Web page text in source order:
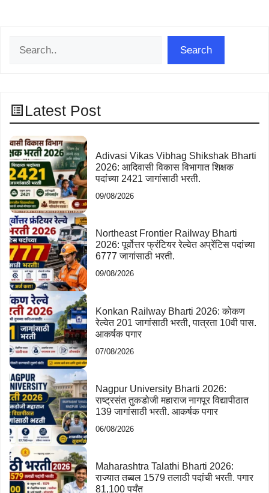
Search
Latest Post
Adivasi Vikas Vibhag Shikshak Bharti
2026: आदिवासी विकास विभागात शिक्षक
पदांच्या 2421 जागांसाठी भरती.
09/08/2026
Northeast Frontier Railway Bharti
2026: पूर्वोत्तर फ्रंटियर रेल्वेत अप्रेंटिस पदांच्या
6777 जागांसाठी भरती.
09/08/2026
Konkan Railway Bharti 2026: कोकण
रेल्वेत 201 जागांसाठी भरती, पात्रता 10वी पास.
आकर्षक पगार
07/08/2026
Nagpur University Bharti 2026:
राष्ट्रसंत तुकडोजी महाराज नागपूर विद्यापीठात
139 जागांसाठी भरती. आकर्षक पगार
06/08/2026
Maharashtra Talathi Bharti 2026:
राज्यात तब्बल 1579 तलाठी पदांची भरती. पगार
81,100 पर्यंत